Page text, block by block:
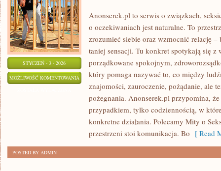
STYCZEŃ - 3 - 2026
MOŻLIWOŚĆ KOMENTOWANIA SEKS
Anonserek.pl to serwis o związkach,
o oczekiwaniach jest naturalne. To
zrozumieć siebie oraz wzmocnić relację –
taniej sensacji. Tu konkret spotykają się z
porządkowane spokojnym,
który pomaga nazywać to, co między
znajomości, zauroczenie, pożądanie, ale
pożegnania. Anonserek.pl przypomina,
przypadkiem, tylko codziennością, w
konkretne działania. Polecamy Mity o
przestrzeni stoi komunikacja. Bo [ Read
POSTED BY ADMIN